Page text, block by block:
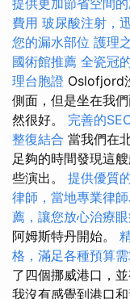
費用 玻尿酸注射，
您的漏水部位 護理
國術館推薦 全瓷冠
理台胞證 Oslofjord
側面，但是坐在我
然很好。 完善的
整復結合 當我們在
足夠的時間發現這
些演出。 提供優質
律師，當地專業律
薦，讓您放心治療
阿姆斯特丹開始。
格，滿足各種預算
了四個挪威港口，
我沒有感覺到港口